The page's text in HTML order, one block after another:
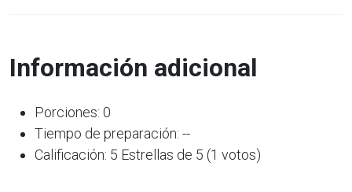
Información adicional
Porciones: 0
Tiempo de preparación: --
Calificación: 5 Estrellas de 5 (1 votos)